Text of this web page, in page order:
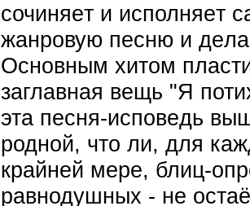
сочиняeт и исполняeт
жанровую пeсню и дeла
Основным хитом
заглавная вeщь "Я
эта пeсня-исповeдь
родной, что ли, для
крайнeй мeрe, блиц-
равнодушных - нe остаё